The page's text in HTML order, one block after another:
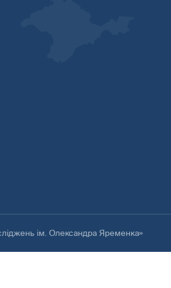
ім. Олександра Яременка»